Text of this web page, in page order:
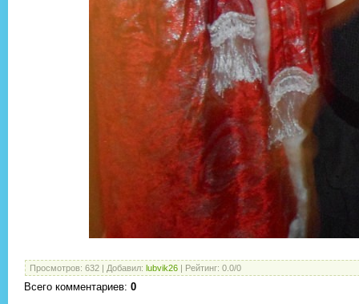
Просмотров: 632 Добавил: lubvik26 Рейтинг: 0.0/0
Всего комментариев: 0